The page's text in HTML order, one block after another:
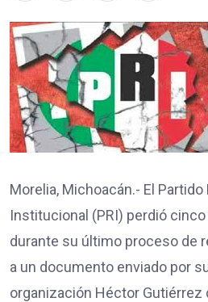
Morelia, Michoacán.- El
Institucional (PRI) perdió
durante su último proceso de
a un documento enviado por
organización Héctor Gutiérrez